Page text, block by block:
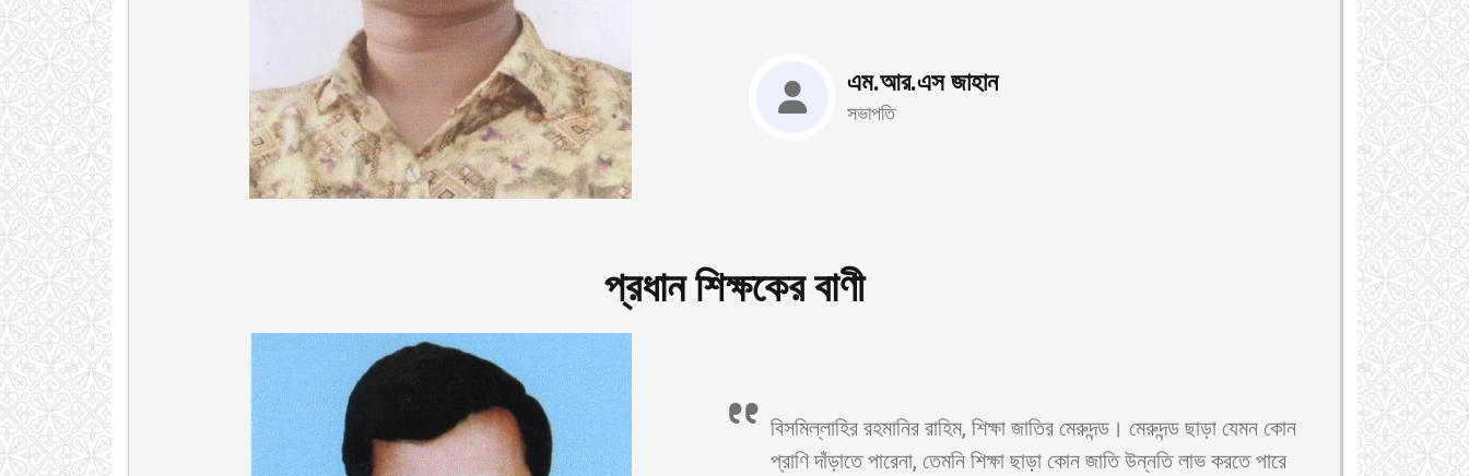
এম.আর.এস জাহান
সভাপতি
প্রধান শিক্ষকের বাণী
বিসমিল্লাহির রহমানির রাহিম, শিক্ষা জাতির মেরুদন্ড। মেরুদন্ড ছাড়া যেমন কোন
প্রাণি দাঁড়াতে পারেনা, তেমনি শিক্ষা ছাড়া কোন জাতি উন্নতি লাভ করতে পারে